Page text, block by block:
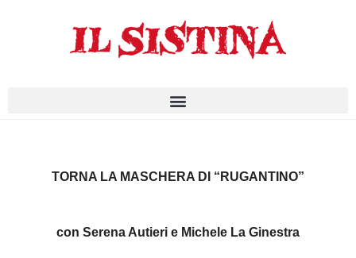
TORNA LA MASCHERA DI “RUGANTINO”
con Serena Autieri e Michele La Ginestra